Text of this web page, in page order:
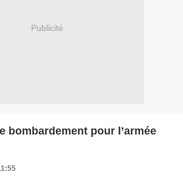
Publicité
bombardement pour l’armée